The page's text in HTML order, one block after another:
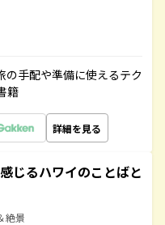
手配や準備に使えるテク
籍
詳細を見る
じるハワイのことばと
絶景